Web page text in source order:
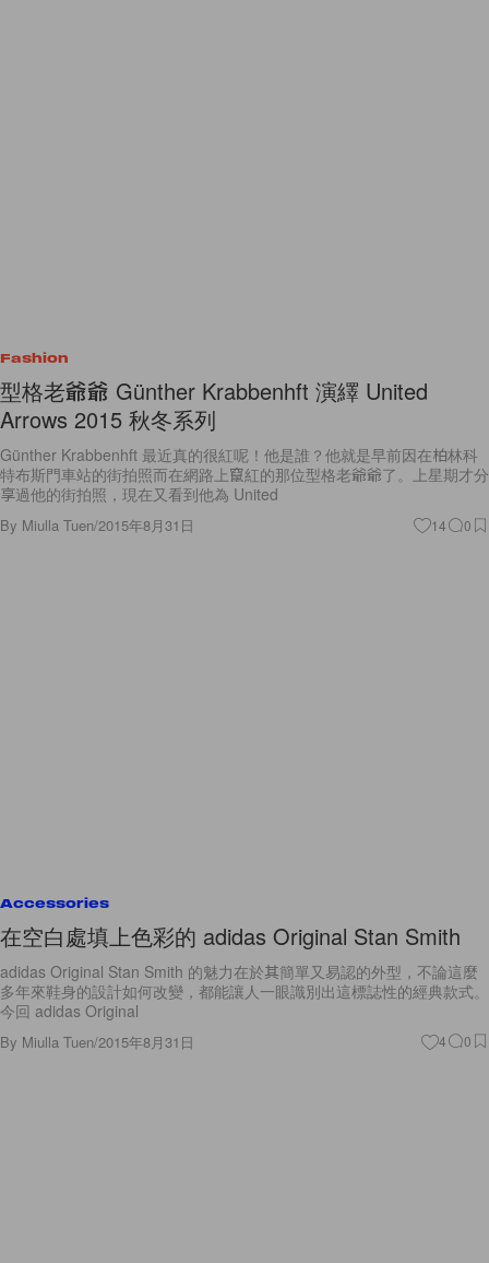
Fashion
型格老爺爺 Günther Krabbenhft 演繹 United
Arrows 2015 秋冬系列
Günther Krabbenhft 最近真的很紅呢！他是誰？他就是早前因在柏林科
特布斯門車站的街拍照而在網路上竄紅的那位型格老爺爺了。上星期才分
享過他的街拍照，現在又看到他為 United
By Miulla Tuen/2015年8月31日 14 0
Accessories
在空白處填上色彩的 adidas Original Stan Smith
adidas Original Stan Smith 的魅力在於其簡單又易認的外型，不論這麼
多年來鞋身的設計如何改變，都能讓人一眼識別出這標誌性的經典款式。
今回 adidas Original
By Miulla Tuen/2015年8月31日 4 0